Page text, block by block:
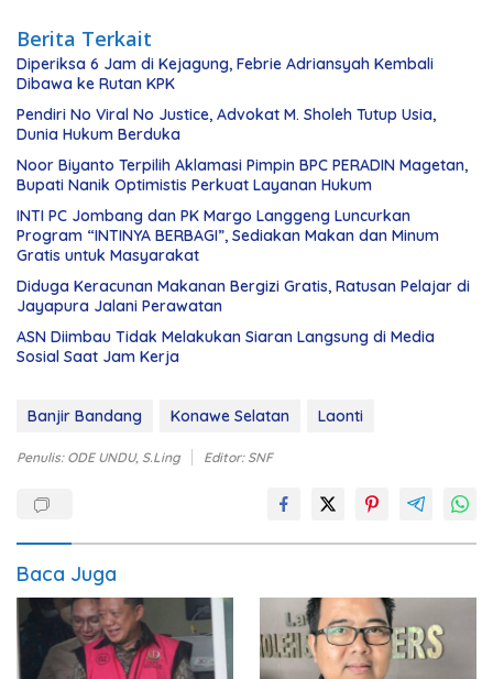
Berita Terkait
Diperiksa 6 Jam di Kejagung, Febrie Adriansyah Kembali
Dibawa ke Rutan KPK
Pendiri No Viral No Justice, Advokat M. Sholeh Tutup Usia,
Dunia Hukum Berduka
Noor Biyanto Terpilih Aklamasi Pimpin BPC PERADIN Magetan,
Bupati Nanik Optimistis Perkuat Layanan Hukum
INTI PC Jombang dan PK Margo Langgeng Luncurkan
Program “INTINYA BERBAGI”, Sediakan Makan dan Minum
Gratis untuk Masyarakat
Diduga Keracunan Makanan Bergizi Gratis, Ratusan Pelajar di
Jayapura Jalani Perawatan
ASN Diimbau Tidak Melakukan Siaran Langsung di Media
Sosial Saat Jam Kerja
Banjir Bandang Konawe Selatan Laonti
Penulis: ODE UNDU, S.Ling Editor: SNF
Baca Juga